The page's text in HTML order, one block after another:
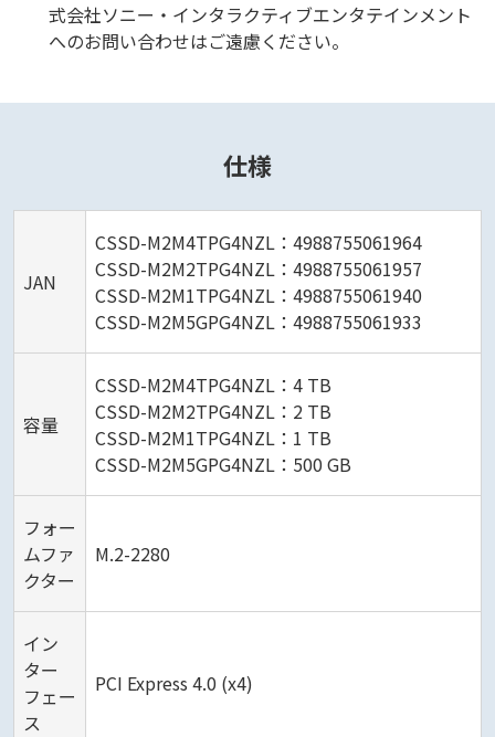
式会社ソニー・インタラクティブエンタテインメント
へのお問い合わせはご遠慮ください。
仕様
JAN
CSSD-M2M4TPG4NZL：4988755061964
CSSD-M2M2TPG4NZL：4988755061957
CSSD-M2M1TPG4NZL：4988755061940
CSSD-M2M5GPG4NZL：4988755061933
容量
CSSD-M2M4TPG4NZL：4 TB
CSSD-M2M2TPG4NZL：2 TB
CSSD-M2M1TPG4NZL：1 TB
CSSD-M2M5GPG4NZL：500 GB
フォー
ムファ
クター
M.2-2280
イン
ター
フェー
ス
PCI Express 4.0 (x4)